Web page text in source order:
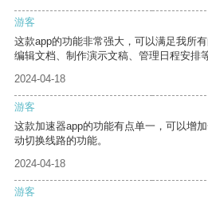
游客
这款app的功能非常强大，可以满足我所
编辑文档、制作演示文稿、管理日程安排等
2024-04-18
游客
这款加速器app的功能有点单一，可以增
动切换线路的功能。
2024-04-18
游客